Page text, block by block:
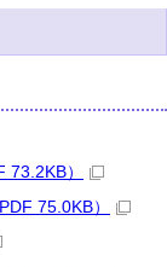
）
75.0KB）